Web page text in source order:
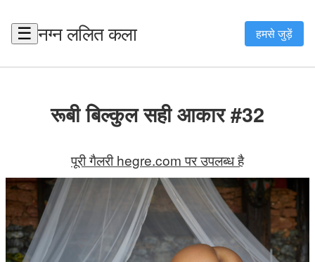
☰ नग्न ललित कला हमसे जुड़ें
रूबी बिल्कुल सही आकार #32
पूरी गैलरी hegre.com पर उपलब्ध है